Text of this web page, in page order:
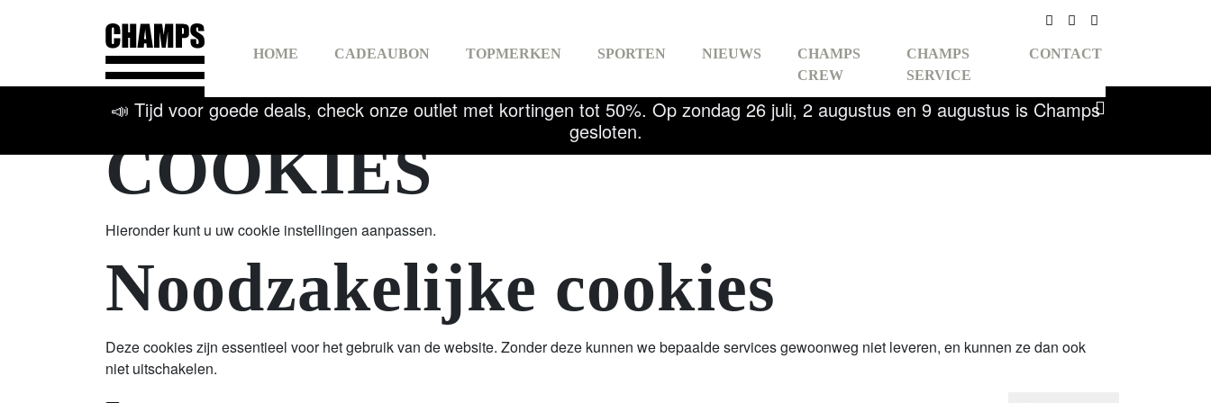
SNOW
RACKET
SPORTS
FIETSEN
SWIM &
FITNESS &
HIKING &
INDOOR
Champs Sport
HOME
CADEAUBON TOPMERKEN SPORTEN NIEUWS
CHAMPS
CREW
CHAMPS
SERVICE
CONTACT
Facebook
InstagramNieuwsbrief
📣 Tijd voor goede deals, check onze outlet met kortingen tot 50%. Op zondag 26 juli, 2 augustus en 9 augustus is Champs
gesloten.
COOKIES
Hieronder kunt u uw cookie instellingen aanpassen.
Noodzakelijke cookies
Deze cookies zijn essentieel voor het gebruik van de website. Zonder deze kunnen we bepaalde services gewoonweg niet leveren, en kunnen ze dan ook
niet uitschakelen.